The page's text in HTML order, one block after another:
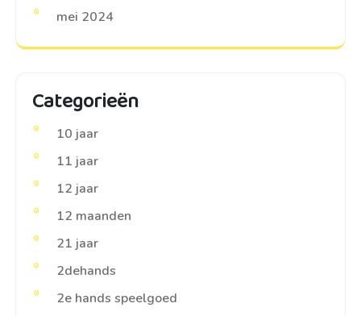
mei 2024
Categorieën
10 jaar
11 jaar
12 jaar
12 maanden
21 jaar
2dehands
2e hands speelgoed